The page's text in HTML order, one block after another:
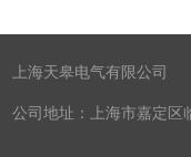
上海天皋电气有限公司
公司地址：上海市嘉定